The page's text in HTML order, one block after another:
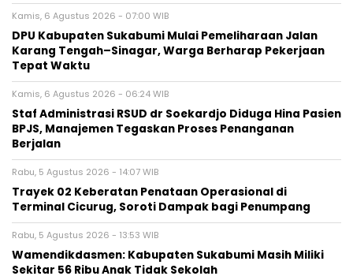
Kamis, 6 Agustus 2026 - 07:00 WIB
‎DPU Kabupaten Sukabumi Mulai Pemeliharaan Jalan
Karang Tengah–Sinagar, Warga Berharap Pekerjaan
Tepat Waktu
Kamis, 6 Agustus 2026 - 06:24 WIB
Staf Administrasi RSUD dr Soekardjo Diduga Hina Pasien
BPJS, Manajemen Tegaskan Proses Penanganan
Berjalan
Rabu, 5 Agustus 2026 - 14:07 WIB
‎Trayek 02 Keberatan Penataan Operasional di
Terminal Cicurug, Soroti Dampak bagi Penumpang
Rabu, 5 Agustus 2026 - 13:53 WIB
Wamendikdasmen: Kabupaten Sukabumi Masih Miliki
Sekitar 56 Ribu Anak Tidak Sekolah